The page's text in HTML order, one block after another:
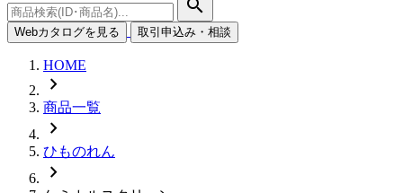
search
Webカタログを見る 取引申込み・相談
HOME
chevron_right
商品一覧
chevron_right
ひものれん
chevron_right